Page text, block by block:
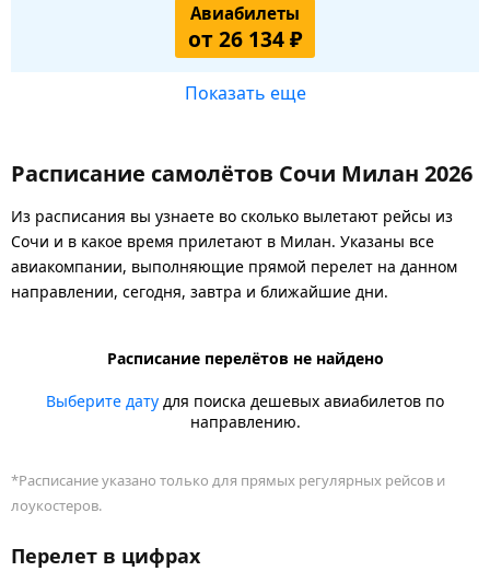
Авиабилеты
от 26 134 ₽
Показать еще
Расписание самолётов Сочи Милан 2026
Из расписания вы узнаете во сколько вылетают рейсы из
Сочи и в какое время прилетают в Милан. Указаны все
авиакомпании, выполняющие прямой перелет на данном
направлении, сегодня, завтра и ближайшие дни.
Расписание перелётов не найдено
Выберите дату для поиска дешевых авиабилетов по
направлению.
*Расписание указано только для прямых регулярных рейсов и
лоукостеров.
Перелет в цифрах